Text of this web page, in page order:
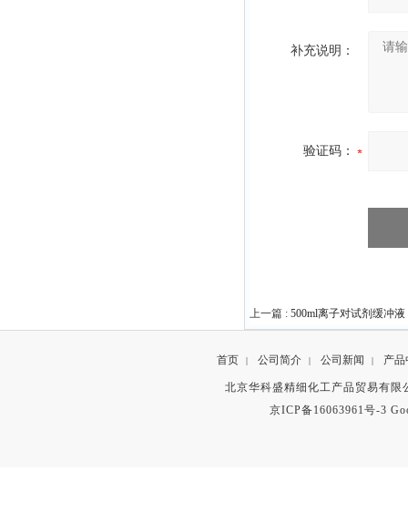
补充说明：
验证码：
上一篇 : 500ml离子对试剂缓冲液
首页 | 公司简介 | 公司新闻 | 产品
北京华科盛精细化工产品贸易有
京ICP备16063961号-3